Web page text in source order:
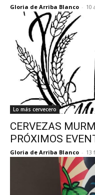
Gloria de Arriba Blanco - 10
Lo más cervecero
CERVEZAS
PRÓXIMOS
Gloria de Arriba Blanco - 13